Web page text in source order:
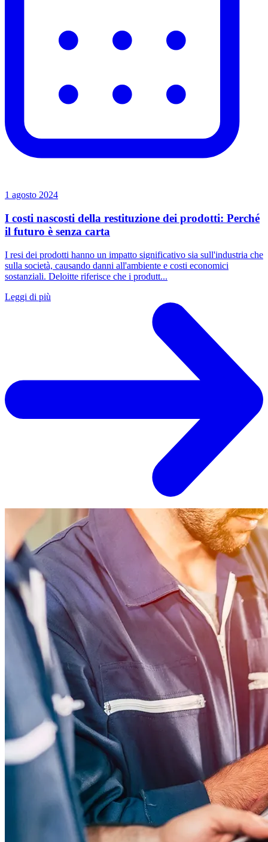
1 agosto 2024
I costi nascosti della restituzione dei prodotti: Perché
il futuro è senza carta
I resi dei prodotti hanno un impatto significativo sia sull'industria che
sulla società, causando danni all'ambiente e costi economici
sostanziali. Deloitte riferisce che i produtt...
Leggi di più